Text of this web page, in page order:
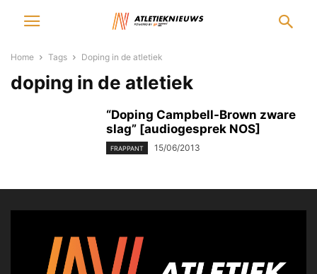
Home Tags Doping in de atletiek
doping in de atletiek
“Doping Campbell-Brown zware
slag” [audiogesprek NOS]
FRAPPANT 15/06/2013